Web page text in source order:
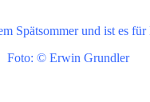
Spätsommer und ist es
Foto: © Erwin Grundler